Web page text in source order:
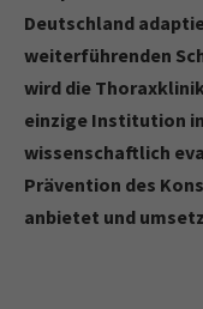
Deutschland
weiterführenden
wird die
einzige Institution
wissenschaftlich
Prävention des
anbietet und